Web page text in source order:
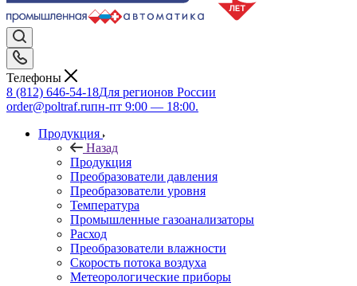
Телефоны
8 (812) 646-54-18Для регионов России
order@poltraf.ruпн-пт 9:00 — 18:00.
Продукция
Назад
Продукция
Преобразователи давления
Преобразователи уровня
Температура
Промышленные газоанализаторы
Расход
Преобразователи влажности
Скорость потока воздуха
Метеорологические приборы